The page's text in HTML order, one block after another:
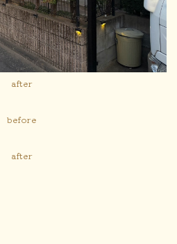
after
before
after